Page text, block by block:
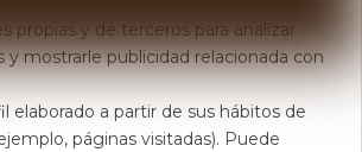
propias y de terceros para analizar
y mostrarle publicidad relacionada con
elaborado a partir de sus hábitos de
páginas visitadas). Puede